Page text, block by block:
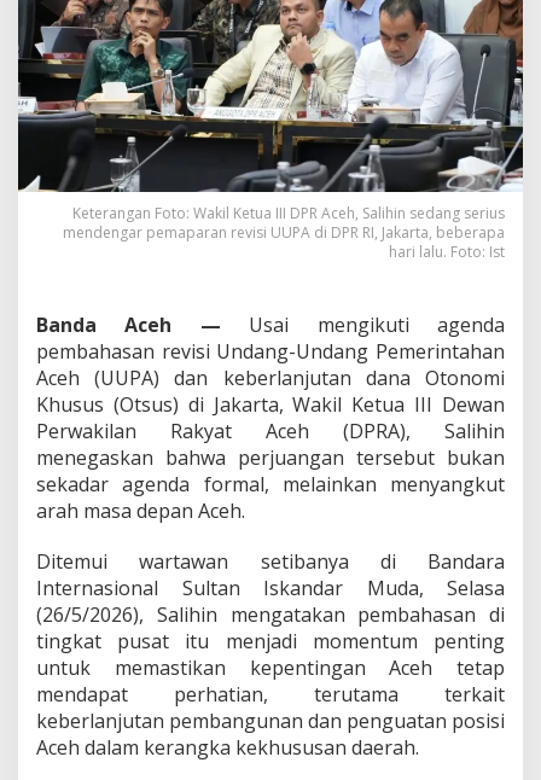
S
a
i
h
i
n
R
e
v
U
P
A
a
n
O
t
s
s
M
e
n
y
a
n
g
k
u
Keterangan Foto: Wakil Ketua III DPR Aceh, Salihin sedang serius
mendengar pemaparan revisi UUPA di DPR RI, Jakarta, beberapa
hari lalu. Foto: Ist
Banda Aceh — Usai mengikuti agenda
pembahasan revisi Undang-Undang Pemerintahan
Aceh (UUPA) dan keberlanjutan dana Otonomi
Khusus (Otsus) di Jakarta, Wakil Ketua III Dewan
Perwakilan Rakyat Aceh (DPRA), Salihin
menegaskan bahwa perjuangan tersebut bukan
sekadar agenda formal, melainkan menyangkut
arah masa depan Aceh.
Ditemui wartawan setibanya di Bandara
Internasional Sultan Iskandar Muda, Selasa
(26/5/2026), Salihin mengatakan pembahasan di
tingkat pusat itu menjadi momentum penting
untuk memastikan kepentingan Aceh tetap
mendapat perhatian, terutama terkait
keberlanjutan pembangunan dan penguatan posisi
Aceh dalam kerangka kekhususan daerah.